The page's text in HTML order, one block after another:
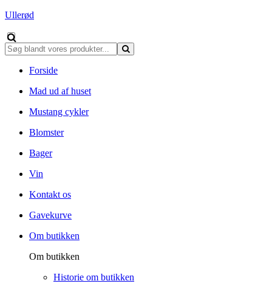
Ullerød
Forside
Mad ud af huset
Mustang cykler
Blomster
Bager
Vin
Kontakt os
Gavekurve
Om butikken
Om butikken
Historie om butikken